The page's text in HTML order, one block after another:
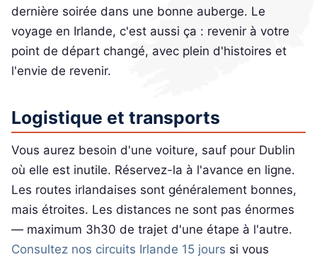
dernière soirée dans une bonne auberge. Le
voyage en Irlande, c'est aussi ça : revenir à votre
point de départ changé, avec plein d'histoires et
l'envie de revenir.
Logistique et transports
Vous aurez besoin d'une voiture, sauf pour Dublin
où elle est inutile. Réservez-la à l'avance en ligne.
Les routes irlandaises sont généralement bonnes,
mais étroites. Les distances ne sont pas énormes
— maximum 3h30 de trajet d'une étape à l'autre.
Consultez nos circuits Irlande 15 jours si vous